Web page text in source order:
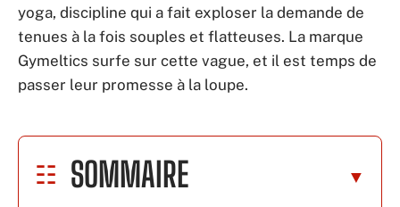
yoga, discipline qui a fait exploser la demande de
tenues à la fois souples et flatteuses. La marque
Gymeltics surfe sur cette vague, et il est temps de
passer leur promesse à la loupe.
SOMMAIRE